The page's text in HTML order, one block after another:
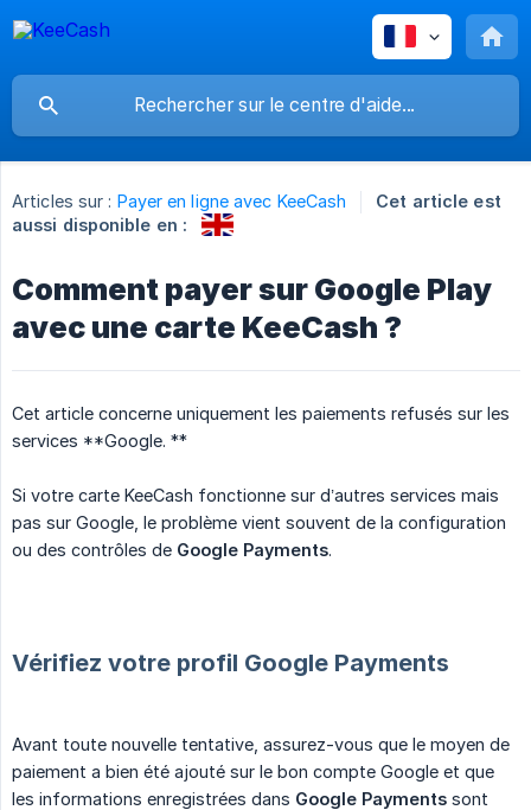
Articles sur : Payer en ligne avec KeeCash
Cet article est
aussi disponible en :
Comment payer sur Google Play
avec une carte KeeCash ?
Cet article concerne uniquement les paiements refusés sur les
services **Google. **
Si votre carte KeeCash fonctionne sur d’autres services mais
pas sur Google, le problème vient souvent de la configuration
ou des contrôles de Google Payments.
Vérifiez votre profil Google Payments
Avant toute nouvelle tentative, assurez-vous que le moyen de
paiement a bien été ajouté sur le bon compte Google et que
les informations enregistrées dans Google Payments sont